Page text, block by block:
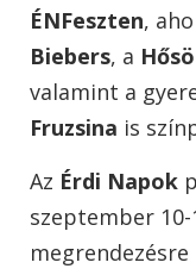
ÉNFeszten,
Biebers, a
valamint a
Fruzsina is
Az Érdi Napok
szeptember
megrendezésre